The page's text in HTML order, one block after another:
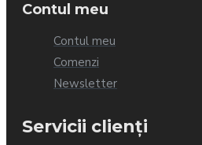
Contul meu
Contul meu
Comenzi
Newsletter
Servicii clienți